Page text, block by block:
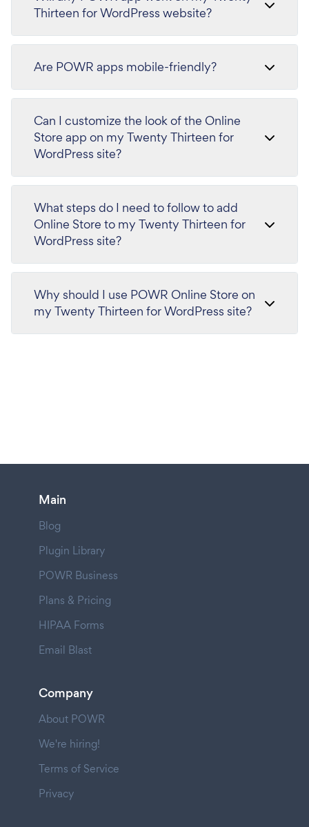
Thirteen for WordPress website?
Are POWR apps mobile-friendly?
Can I customize the look of the Online
Store app on my Twenty Thirteen for
WordPress site?
What steps do I need to follow to add
Online Store to my Twenty Thirteen for
WordPress site?
Why should I use POWR Online Store on
my Twenty Thirteen for WordPress site?
Main
Blog
Plugin Library
POWR Business
Plans & Pricing
HIPAA Forms
Email Blast
Company
About POWR
We're hiring!
Terms of Service
Privacy